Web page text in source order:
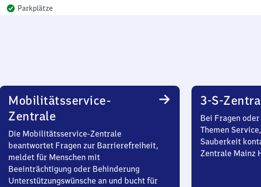
Parkplätze
Mobilitätsservice-
Zentrale
Die Mobilitätsservice-Zentrale
beantwortet Fragen zur Barrierefreiheit,
meldet für Menschen mit
Beeinträchtigung oder Behinderung
Unterstützungswünsche an und bucht für
3-S-
Bei Fragen
Themen
Sauberkeit
Zentrale Mainz